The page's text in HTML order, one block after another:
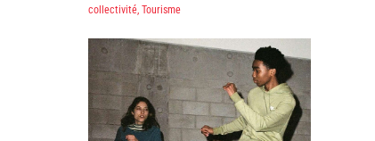
collectivité, Tourisme